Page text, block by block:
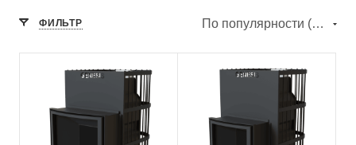
ФИЛЬТР По популярности (убывание)